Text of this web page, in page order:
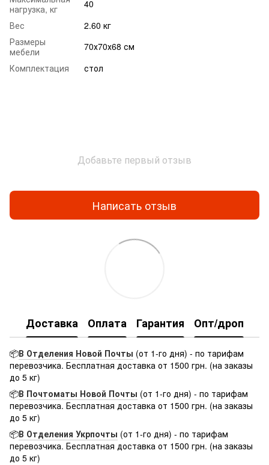
нагрузка, кг
40
Вес
2.60 кг‌
Размеры
мебели
70х70х68 см‌
Комплектация
стол ‌
Добавьте первый отзыв
Написать отзыв
Доставка Оплата Гарантия Опт/дроп
📦В Отделения Новой Почты (от 1-го дня) - по тарифам
перевозчика. Бесплатная доставка от 1500 грн. (на заказы
до 5 кг)
📦В Почтоматы Новой Почты (от 1-го дня) - по тарифам
перевозчика. Бесплатная доставка от 1500 грн. (на заказы
до 5 кг)
📦В Отделения Укрпочты (от 1-го дня) - по тарифам
перевозчика. Бесплатная доставка от 1500 грн. (на заказы
до 5 кг)